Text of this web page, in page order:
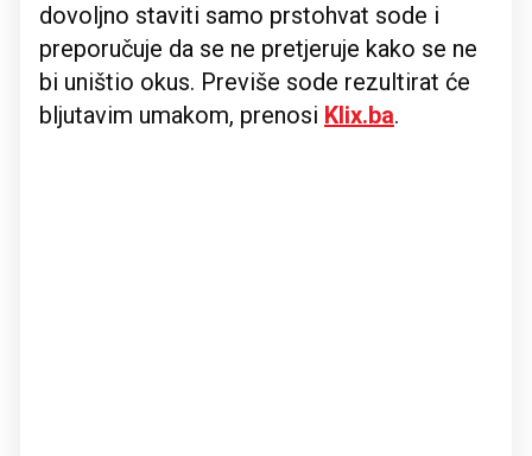
dovoljno staviti samo prstohvat sode i
preporučuje da se ne pretjeruje kako se ne
bi uništio okus. Previše sode rezultirat će
bljutavim umakom, prenosi Klix.ba.